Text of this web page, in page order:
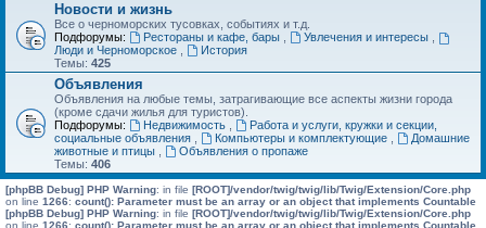
Новости и жизнь
Все о черноморских тусовках, событиях и т.д.
Подфорумы:
Рестораны и кафе, бары Увлечения и интересы
Люди и Черноморское
История
Темы: 425
Объявления
Объявления на любые темы, затрагивающие все аспекты жизни города
(кроме сдачи жилья для туристов).
Подфорумы:
Недвижимость
Работа и услуги, кружки и секции,
социальные объявления
Компьютеры и комплектующие
Домашние
животные и птицы
Объявления о пропаже
Темы: 406
[phpBB Debug] PHP Warning: in file [ROOT]/vendor/twig/twig/lib/Twig/Extension/Core.php
on line 1266: count(): Parameter must be an array or an object that implements Countable
[phpBB Debug] PHP Warning: in file [ROOT]/vendor/twig/twig/lib/Twig/Extension/Core.php
on line 1266: count(): Parameter must be an array or an object that implements Countable